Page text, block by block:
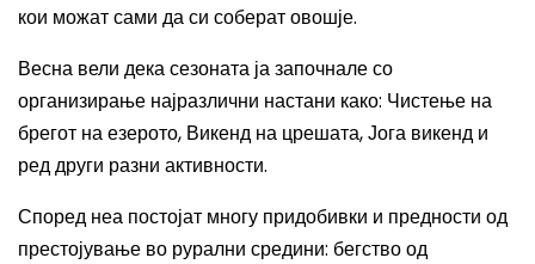
кои можат сами да си соберат овошје.
Весна вели декасезоната јазапочналесо
организирање најразлични настани како: Чистење на
брегот на езерото, Викенд на црешата, Јога викенд и
ред други разни активности.
Според неа постојат многу придобивки и предности од
престојување во рурални средини: бегство од